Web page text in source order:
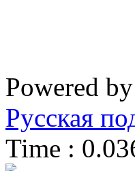
Powered by
Русская
Time :